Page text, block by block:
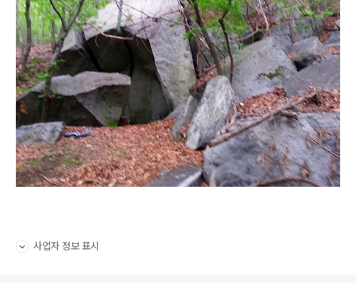
사업자 정보 표시